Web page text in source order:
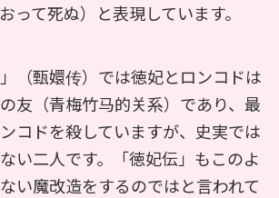
って死ぬ）と表現しています。
」（甄嬛传）では徳妃とロンコドは
友（青梅竹马的关系）であり、最
コドを殺していますが、史実では
い二人です。「徳妃伝」もこのよ
い魔改造をするのではと言われて